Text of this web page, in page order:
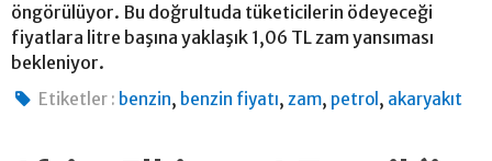
öngörülüyor. Bu doğrultuda tüketicilerin ödeyeceği
fiyatlara litre başına yaklaşık 1,06 TL zam yansıması
bekleniyor.
Etiketler : benzin, benzin fiyatı,zam, petrol , akaryakıt